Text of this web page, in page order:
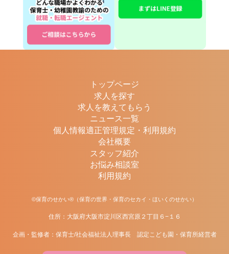
トップページ
求人を探す
求人を教えてもらう
ニュース一覧
個人情報適正管理規定・利用規約
会社概要
スタッフ紹介
お悩み相談室
利用規約
©保育のせかい®（保育の世界・保育のセカイ・ほいくのせかい）
住所：大阪府大阪市淀川区西宮原２丁目６−１６
企画・監修者：保育士/社会福祉法人理事長 認定こども園・保育所経営者